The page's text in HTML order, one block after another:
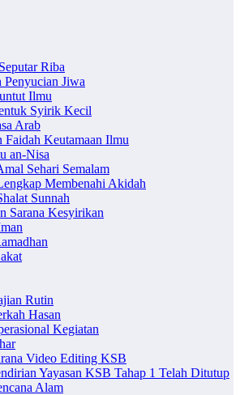
Riba
Penyucian Jiwa
Ilmu
Syirik Kecil
Arab
Faidah Keutamaan Ilmu
an-Nisa
Sehari Semalam
Membenahi Akidah
Sunnah
Sarana Kesyirikan
Rutin
Hasan
Kegiatan
Video Editing KSB
Yayasan KSB Tahap 1 Telah Ditutup
Alam